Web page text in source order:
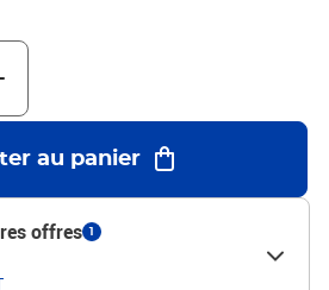
au panier
offres 1